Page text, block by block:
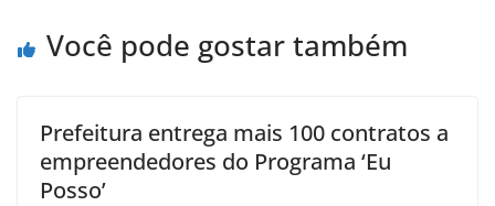
Você pode gostar também
Prefeitura entrega mais 100 contratos a
empreendedores do Programa ‘Eu
Posso’